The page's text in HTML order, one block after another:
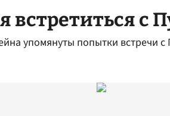
встретиться с
упомянуты попытки встречи